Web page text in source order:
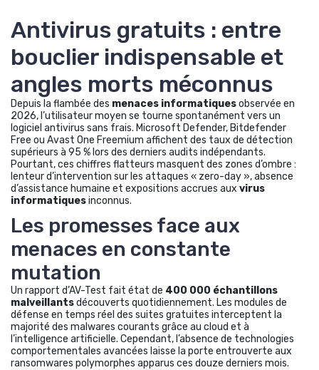
Antivirus gratuits : entre
bouclier indispensable et
angles morts méconnus
Depuis la flambée des menaces informatiquesobservée en
2026, l’utilisateur moyen se tourne spontanément vers un
logiciel antivirus sans frais. Microsoft Defender, Bitdefender
Free ou Avast One Freemium affichent des taux de détection
supérieurs à 95 % lors des derniers audits indépendants.
Pourtant, ces chiffres flatteurs masquent des zones d’ombre :
lenteur d’intervention sur les attaques « zero-day », absence
d’assistance humaine et expositions accrues aux virus
informatiquesinconnus.
Les promesses face aux
menaces en constante
mutation
Un rapport d’AV-Test fait état de 400 000 échantillons
malveillantsdécouverts quotidiennement. Les modules de
défense en temps réel des suites gratuites interceptent la
majorité des malwares courants grâce au cloud et à
l’intelligence artificielle. Cependant, l’absence de technologies
comportementales avancées laisse la porte entrouverte aux
ransomwares polymorphes apparus ces douze derniers mois.